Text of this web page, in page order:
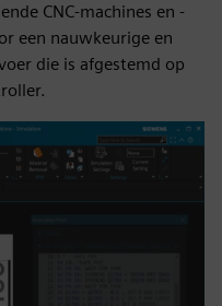
CNC-machines en -
een nauwkeurige en
die is afgestemd op